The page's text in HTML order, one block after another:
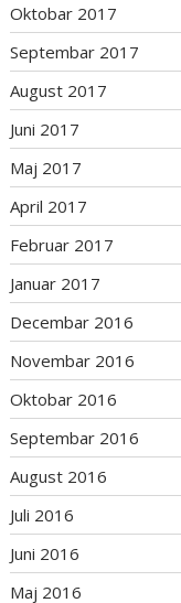
Oktobar 2017
Septembar 2017
August 2017
Juni 2017
Maj 2017
April 2017
Februar 2017
Januar 2017
Decembar 2016
Novembar 2016
Oktobar 2016
Septembar 2016
August 2016
Juli 2016
Juni 2016
Maj 2016